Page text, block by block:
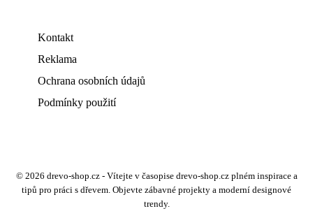
Kontakt
Reklama
Ochrana osobních údajů
Podmínky použití
© 2026 drevo-shop.cz - Vítejte v časopise drevo-shop.cz plném inspirace a
tipů pro práci s dřevem. Objevte zábavné projekty a moderní designové
trendy.